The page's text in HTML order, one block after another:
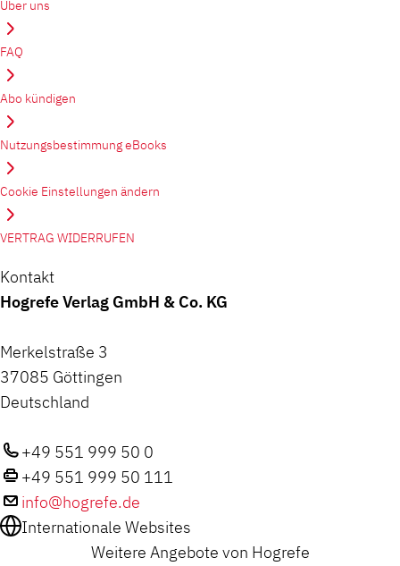
Über uns
FAQ
Abo kündigen
Nutzungsbestimmung eBooks
Cookie Einstellungen ändern
VERTRAG WIDERRUFEN
Kontakt
Hogrefe Verlag GmbH & Co. KG
Merkelstraße 3
37085 Göttingen
Deutschland
+49 551 999 50 0
+49 551 999 50 111
info@hogrefe.de
Internationale Websites
Weitere Angebote von Hogrefe